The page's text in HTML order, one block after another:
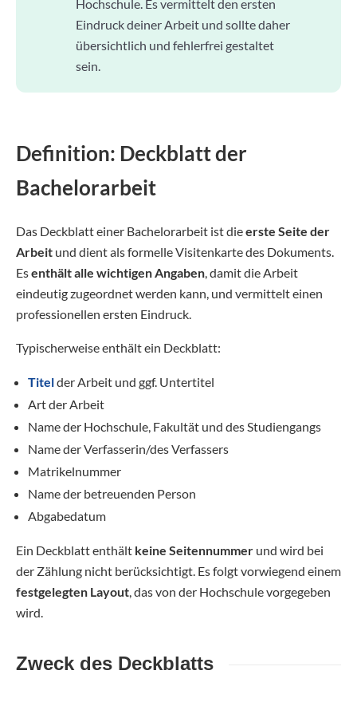
Hochschule. Es vermittelt den ersten
Eindruck deiner Arbeit und sollte daher
übersichtlich und fehlerfrei gestaltet
sein.
Definition: Deckblatt der
Bachelorarbeit
Das Deckblatt einer Bachelorarbeit ist dieerste Seite der
Arbeit und dient als formelle Visitenkarte des Dokuments.
Esenthält alle wichtigen Angaben, damit die Arbeit
eindeutig zugeordnet werden kann, und vermittelt einen
professionellen ersten Eindruck.
Typischerweise enthält ein Deckblatt:
Titelder Arbeit und ggf. Untertitel
Art der Arbeit
Name der Hochschule, Fakultät und des Studiengangs
Name der Verfasserin/des Verfassers
Matrikelnummer
Name der betreuenden Person
Abgabedatum
Ein Deckblatt enthält keine Seitennummer und wird bei
der Zählung nicht berücksichtigt. Es folgt vorwiegend einem
festgelegten Layout, das von der Hochschule vorgegeben
wird.
Zweck des Deckblatts